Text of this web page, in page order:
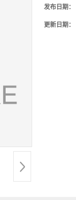
发布日期：
更新日期：